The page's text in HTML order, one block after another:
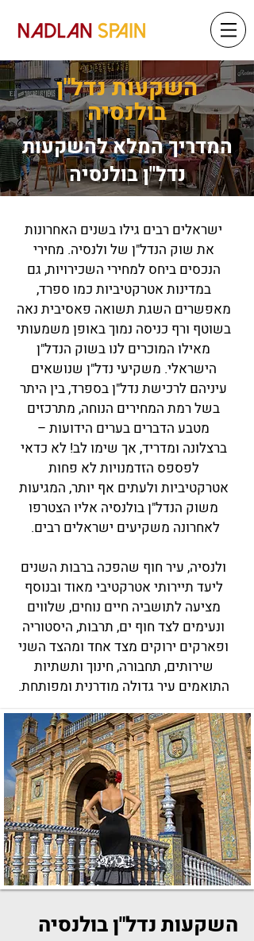
השקעות נדל"ן
בולנסיה
המדריך המלא להשקעות
נדל"ן בולנסיה
ישראלים רבים גילו בשנים האחרונות
את שוק הנדל"ן של ולנסיה. מחירי
הנכסים ביחס למחירי השכירויות, גם
במדינות אטרקטיביות כמו ספרד,
מאפשרים השגת תשואה פאסיבית נאה
בשוטף ורף כניסה נמוך באופן משמעותי
מאילו המוכרים לנו בשוק הנדל"ן
הישראלי. משקיעי נדל"ן שנושאים
עיניהם לרכישת נדל"ן בספרד, בין היתר
בשל רמת המחירים הנוחה, מתרכזים
מטבע הדברים בערים הידועות –
ברצלונה ומדריד, אך שימו לב! לא כדאי
לפספס הזדמנויות לא פחות
אטרקטיביות ולעתים אף יותר, המגיעות
משוק הנדל"ן בולנסיה אליו הצטרפו
לאחרונה משקיעים ישראלים רבים.
ולנסיה, עיר חוף שהפכה ברבות השנים
ליעד תיירותי אטרקטיבי מאוד ובנוסף
מציעה לתושביה חיים נוחים, שלווים
ונעימים לצד חוף ים, תרבות, היסטוריה
ופארקים ירוקים מצד אחד ומהצד השני
שירותים, תחבורה, חינוך ותשתיות
התואמים עיר גדולה מודרנית ומפותחת.
השקעות נדל"ן בולנסיה